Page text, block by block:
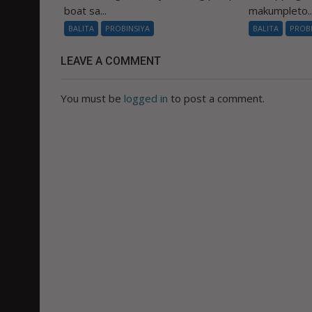
boat sa...
BALITA PROBINSIYA BALITA
LEAVE A COMMENT
You must be logged in to post a comment.